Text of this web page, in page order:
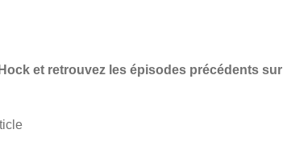
et retrouvez les épisodes précédents